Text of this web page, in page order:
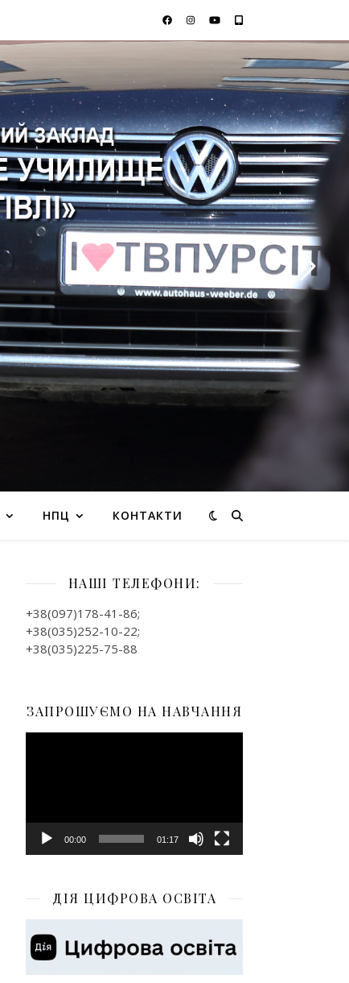
НПЦ КОНТАКТИ
НАШІ ТЕЛЕФОНИ:
+38(097)178-41-86;
+38(035)252-10-22;
+38(035)225-75-88
ЗАПРОШУЄМО НА НАВЧАННЯ
00:00 01:17
ДІЯ ЦИФРОВА ОСВІТА